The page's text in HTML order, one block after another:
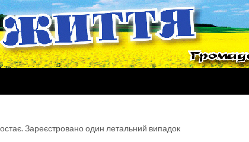
Зареєстровано один летальний випадок